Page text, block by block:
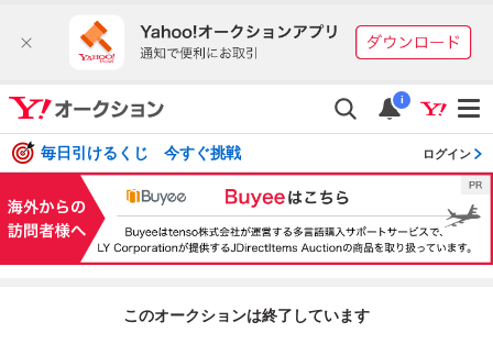
i
毎日引けるくじ 今すぐ挑戦 ログイン
このオークションは終了しています